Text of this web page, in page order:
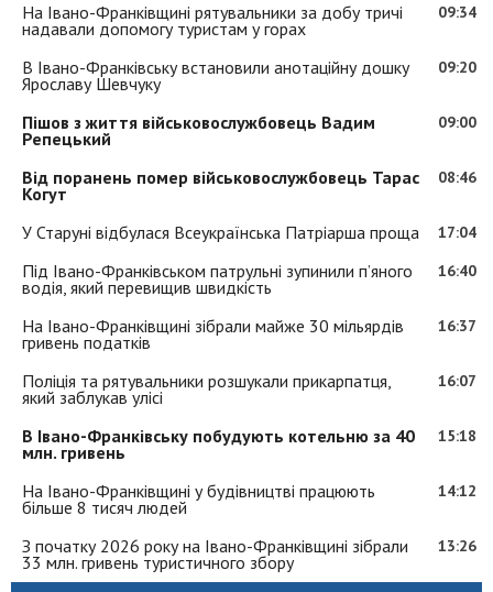
09:34
На Івано-Франківщині рятувальники за добу тричі
надавали допомогу туристам у горах
09:20
В Івано-Франківську встановили анотаційну дошку
Ярославу Шевчуку
09:00
Пішов з життя військовослужбовець Вадим
Репецький
08:46
Від поранень помер військовослужбовець Тарас
Когут
17:04
У Старуні відбулася Всеукраїнська Патріарша проща
16:40
Під Івано-Франківськом патрульні зупинили п’яного
водія, який перевищив швидкість
16:37
На Івано-Франківщині зібрали майже 30 мільярдів
гривень податків
16:07
Поліція та рятувальники розшукали прикарпатця,
який заблукав улісі
15:18
В Івано-Франківську побудують котельню за 40
млн. гривень
14:12
На Івано-Франківщині у будівництві працюють
більше 8 тисяч людей
13:26
З початку 2026 року на Івано-Франківщині зібрали
33 млн. гривень туристичного збору